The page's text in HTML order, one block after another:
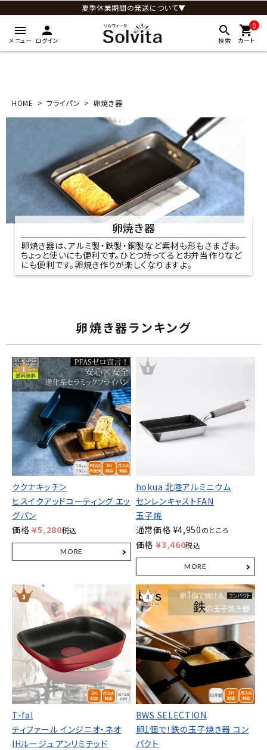
夏季休業期間の発送について▼
menu
メニュー
person
ログイン
search
検索
0
shopping_cart
カート
HOME フライパン 卵焼き器
卵焼き器
卵焼き器は、アルミ製・鉄製・銅製など素材も形もさまざま。
ちょっと使いにも便利です。ひとつ持ってるとお弁当作りなど
にも便利です。卵焼き作りが楽しくなりますよ。
卵焼き器ランキング
ククナキッチン
ヒスイクアッドコーティング エッ
グパン
価格 ¥5,280税込
hokua 北陸アルミニウム
センレンキャストFAN
玉子焼
通常価格 ¥4,950のところ
価格 ¥3,460税込
T-fal
ティファール インジニオ・ネオ
IHルージュ アンリミテッド
BWS SELECTION
卵1個で！鉄の玉子焼き器 コン
パクト